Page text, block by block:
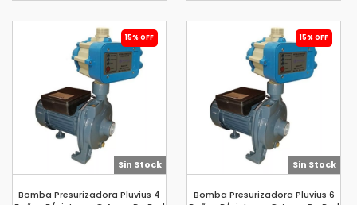
15% OFF
Sin Stock
Bomba Presurizadora Pluvius 4
15% OFF
Sin Stock
Bomba Presurizadora Pluvius 6